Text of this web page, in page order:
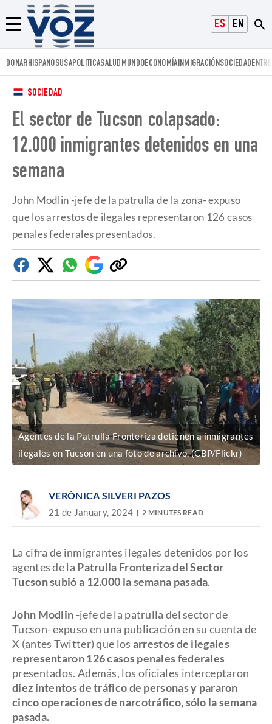
ESPAÑOLENGLISH
Menú
Voz.us
DONARHISPANOSUSAPOLITICASALUD MUNDOECONOMÍAINMIGRACIÓNSOCIEDAD
SOCIEDAD
El sector de Tucson colapsado:
12.000 inmigrantes detenidos en una
semana
John Modlin -jefe de la patrulla de la zona- expuso
que los arrestos de ilegales representaron 126 casos
penales federales presentados.
FacebookTwitterWhatsapp
Google
Discover
Copiar
enlace
Agentes de la Patrulla Fronteriza detienen a inmigrantes
ilegales en Tucson en una foto de archivo, (CBP/Flickr)
VERÓNICA SILVERI PAZOS
21 de January, 2024 2 MINUTES READ
La cifra de inmigrantes ilegales detenidos por los
agentes de la Patrulla Fronteriza del Sector
Tucson subió a 12.000 la semana pasada.
John Modlin -jefe de la patrulla del sector de
Tucson- expuso en una publicación en su cuenta de
X (antes Twitter) que los arrestos de ilegales
representaron 126 casos penales federales
presentados. Además, los oficiales interceptaron
diez intentos de tráfico de personas y pararon
cinco operaciones de narcotráfico, sólo la semana
pasada.